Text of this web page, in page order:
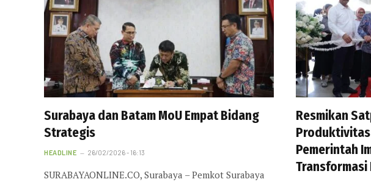
Surabaya dan Batam MoU Empat Bidang
Strategis
HEADLINE 26/02/2026 - 16:13
SURABAYAONLINE.CO, Surabaya – Pemkot Surabaya
Resmikan
Pemerintah
Transformasi